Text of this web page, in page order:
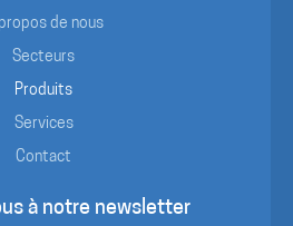
de nous
Secteurs
Produits
Services
Contact
à notre newsletter